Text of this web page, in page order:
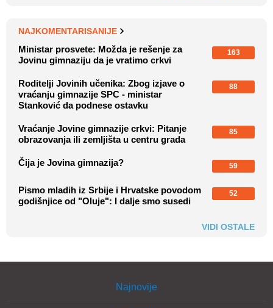
NAJKOMENTARISANIJE
Ministar prosvete: Možda je rešenje za
Jovinu gimnaziju da je vratimo crkvi
163
Roditelji Jovinih učenika: Zbog izjave o
vraćanju gimnazije SPC - ministar
Stanković da podnese ostavku
88
Vraćanje Jovine gimnazije crkvi: Pitanje
obrazovanja ili zemljišta u centru grada
85
Čija je Jovina gimnazija? 59
Pismo mladih iz Srbije i Hrvatske povodom
godišnjice od "Oluje": I dalje smo susedi
52
VIDI OSTALE
Najnovije